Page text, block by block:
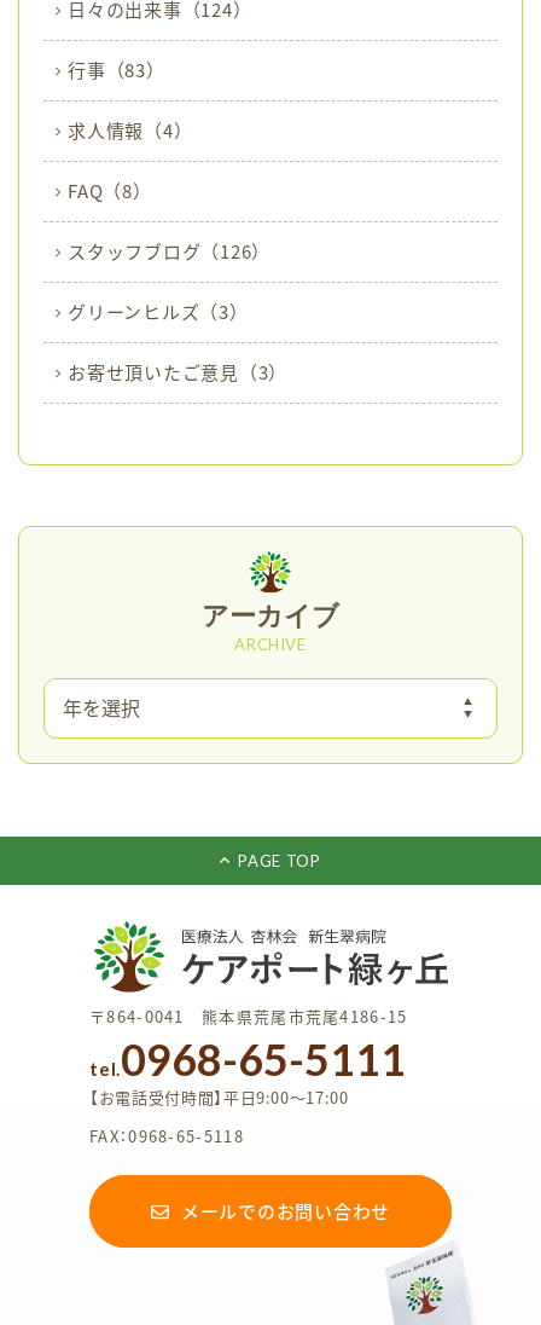
日々の出来事 （124）
行事 （83）
求人情報 （4）
FAQ （8）
スタッフブログ （126）
グリーンヒルズ （3）
お寄せ頂いたご意見 （3）
アーカイブ
ARCHIVE
PAGE TOP
〒864-0041 熊本県荒尾市荒尾4186-15
tel.0968-65-5111
【お電話受付時間】平日9:00〜17:00
FAX：0968-65-5118
メールでのお問い合わせ